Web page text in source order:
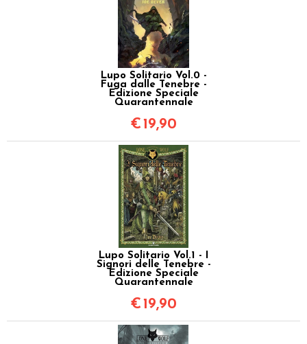
Lupo Solitario Vol.0 -
Fuga dalle Tenebre -
Edizione Speciale
Quarantennale
€ 19,90
Lupo Solitario Vol.1 - I
Signori delle Tenebre -
Edizione Speciale
Quarantennale
€ 19,90